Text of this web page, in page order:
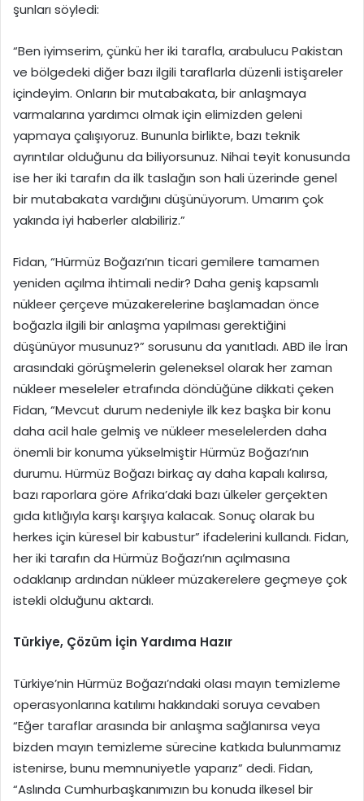
şunları söyledi:
“Ben iyimserim, çünkü her iki tarafla, arabulucu Pakistan
ve bölgedeki diğer bazı ilgili taraflarla düzenli istişareler
içindeyim. Onların bir mutabakata, bir anlaşmaya
varmalarına yardımcı olmak için elimizden geleni
yapmaya çalışıyoruz. Bununla birlikte, bazı teknik
ayrıntılar olduğunu da biliyorsunuz. Nihai teyit konusunda
ise her iki tarafın da ilk taslağın son hali üzerinde genel
bir mutabakata vardığını düşünüyorum. Umarım çok
yakında iyi haberler alabiliriz.”
Fidan, “Hürmüz Boğazı’nın ticari gemilere tamamen
yeniden açılma ihtimali nedir? Daha geniş kapsamlı
nükleer çerçeve müzakerelerine başlamadan önce
boğazla ilgili bir anlaşma yapılması gerektiğini
düşünüyor musunuz?” sorusunu da yanıtladı. ABD ile İran
arasındaki görüşmelerin geleneksel olarak her zaman
nükleer meseleler etrafında döndüğüne dikkati çeken
Fidan, “Mevcut durum nedeniyle ilk kez başka bir konu
daha acil hale gelmiş ve nükleer meselelerden daha
önemli bir konuma yükselmiştir Hürmüz Boğazı’nın
durumu. Hürmüz Boğazı birkaç ay daha kapalı kalırsa,
bazı raporlara göre Afrika’daki bazı ülkeler gerçekten
gıda kıtlığıyla karşı karşıya kalacak. Sonuç olarak bu
herkes için küresel bir kabustur” ifadelerini kullandı. Fidan,
her iki tarafın da Hürmüz Boğazı’nın açılmasına
odaklanıp ardından nükleer müzakerelere geçmeye çok
istekli olduğunu aktardı.
Türkiye, Çözüm İçin Yardıma Hazır
Türkiye’nin Hürmüz Boğazı’ndaki olası mayın temizleme
operasyonlarına katılımı hakkındaki soruya cevaben
“Eğer taraflar arasında bir anlaşma sağlanırsa veya
bizden mayın temizleme sürecine katkıda bulunmamız
istenirse, bunu memnuniyetle yaparız” dedi. Fidan,
“Aslında Cumhurbaşkanımızın bu konuda ilkesel bir